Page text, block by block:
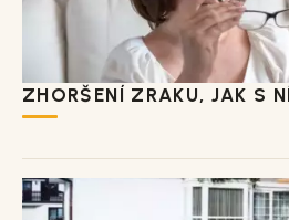
ZHORŠENÍ ZRAKU, JAK S